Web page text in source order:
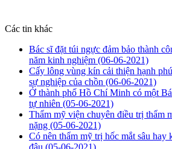
Các tin khác
Bác sĩ đặt túi ngực đảm bảo thành
năm kinh nghiệm (06-06-2021)
Cấy lông vùng kín cải thiện hạnh
sự nghiệp của chồn (06-06-2021)
Ở thành phố Hồ Chí Minh có một
tự nhiên (05-06-2021)
Thẩm mỹ viện chuyên điều trị thẩm
nặng (05-06-2021)
Có nên thẩm mỹ trị hốc mắt sâu hay
đâu (05-06-2021)